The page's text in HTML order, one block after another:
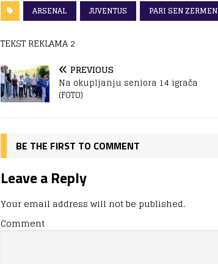
ARSENAL JUVENTUS PARI SEN ZERMEN
TEKST REKLAMA 2
PREVIOUS
Na okupljanju seniora 14 igrača
(FOTO)
BE THE FIRST TO COMMENT
Leave a Reply
Your email address will not be published.
Comment